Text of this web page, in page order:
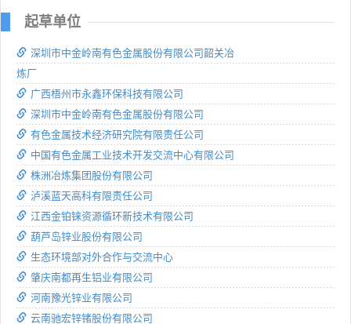
起草单位
深圳市中金岭南有色金属股份有限公司韶关冶
炼厂
广西梧州市永鑫环保科技有限公司
深圳市中金岭南有色金属股份有限公司
有色金属技术经济研究院有限责任公司
中国有色金属工业技术开发交流中心有限公司
株洲冶炼集团股份有限公司
泸溪蓝天高科有限责任公司
江西金铂铼资源循环新技术有限公司
葫芦岛锌业股份有限公司
生态环境部对外合作与交流中心
肇庆南都再生铝业有限公司
河南豫光锌业有限公司
云南驰宏锌锗股份有限公司